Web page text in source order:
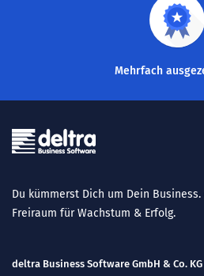
Mehrfach
Du kümmerst Dich um Dein
Freiraum für Wachstum & Erfolg.
deltra Business Software GmbH & Co. KG